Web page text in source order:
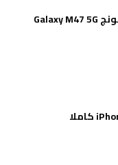
مواصفات هاتف سامسونج Galaxy M47 5G